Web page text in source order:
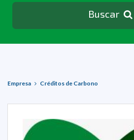
Buscar
Empresa Créditos de Carbono